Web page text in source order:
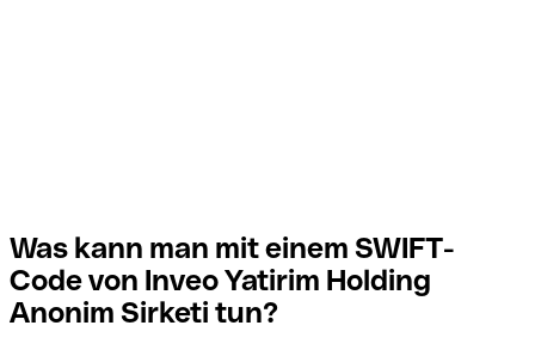
Was kann man mit einem SWIFT-
Code von Inveo Yatirim Holding
Anonim Sirketi tun?